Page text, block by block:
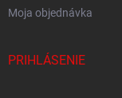
Moja objednávka
PRIHLÁSENIE